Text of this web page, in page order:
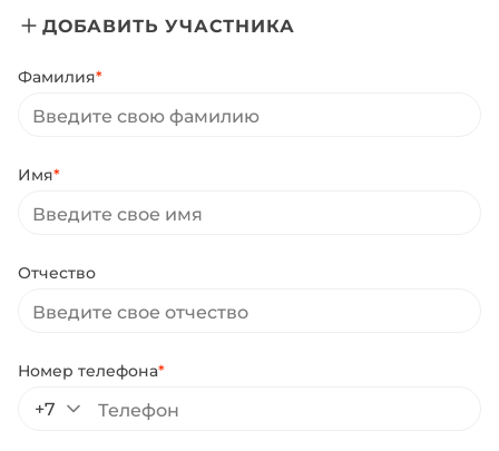
ДОБАВИТЬ УЧАСТНИКА
Фамилия*
Имя*
Отчество
Номер телефона*
+7